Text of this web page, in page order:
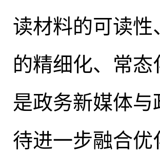
读材料的可读
的精细化、常
是政务新媒体
待进一步融合优